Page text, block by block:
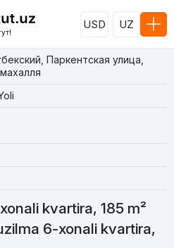
USD UZ
Паркентская улица,
kvartira, 185 m²
6-xonali kvartira,